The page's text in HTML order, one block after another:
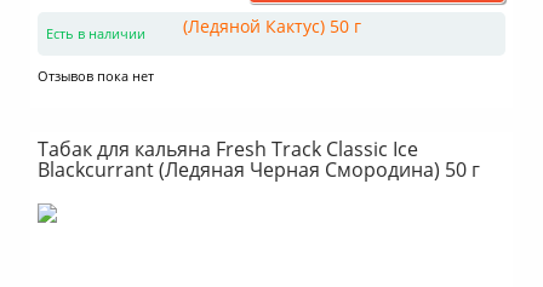
Есть в наличии
Отзывов пока нет
Табак для кальяна Fresh Track Classic Ice
Blackcurrant (Ледяная Черная Смородина) 50 г